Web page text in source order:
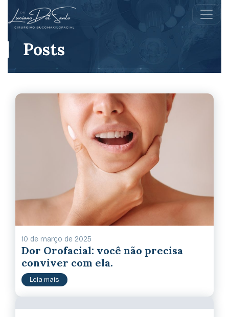
Posts
10 de março de 2025
Dor Orofacial: você não precisa
conviver com ela.
Leia mais